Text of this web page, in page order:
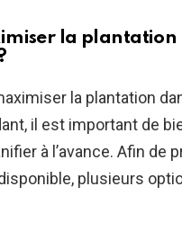
la plantation
la plantation
il est important de
à l’avance. Afin de
plusieurs